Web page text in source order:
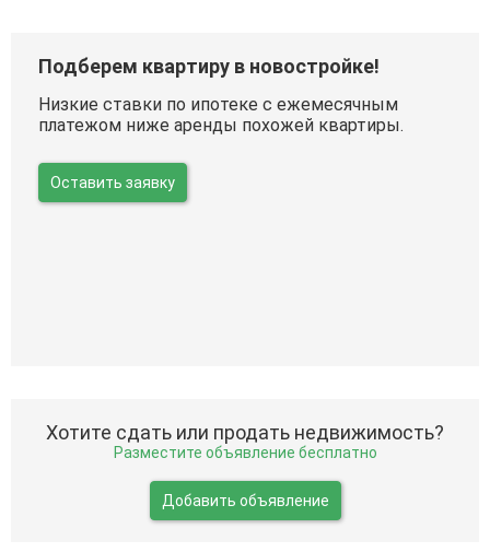
Подберем квартиру в новостройке!
Низкие ставки по ипотеке с ежемесячным
платежом ниже аренды похожей квартиры.
Оставить заявку
Хотите сдать или продать недвижимость?
Разместите объявление бесплатно
Добавить объявление